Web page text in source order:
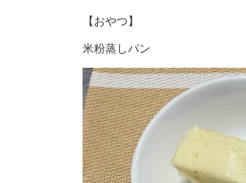
【おやつ】
米粉蒸しパン